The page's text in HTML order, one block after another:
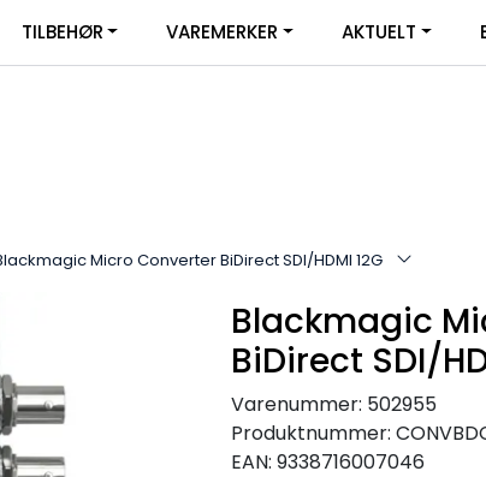
| FACEBOOK
TILBEHØR VAREMERKER AKTUELT
Micro Converter BiDirect SDI/HDMI 12G
Blackmagic
BiDirect SDI/
Varenummer: 502955
Produktnummer:
EAN: 9338716007046